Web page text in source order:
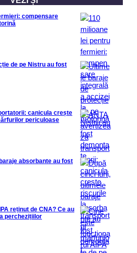
compensare
de pe Nistru au fost
canicula crește
periculoase
absorbante au fost
reținut de CNA? Ce au
perchezițiilor